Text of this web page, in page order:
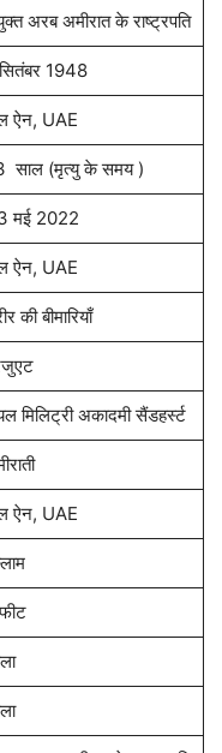
अरब अमीरात के राष्ट्रपति
1948
ऐन, UAE
साल (मृत्यु के समय )
मई 2022
ऐन, UAE
की बीमारियाँ
मिलिट्री अकादमी सैंडहर्स्ट
ऐन, UAE